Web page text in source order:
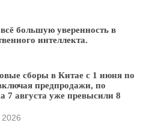
большую уверенность в
интеллекта.
сборы в Китае с 1 июня по
предпродажи, по
7 августа уже превысили 8
2026